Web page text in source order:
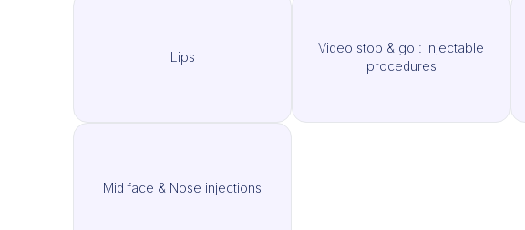
Lips
Video stop & go : injectable
procedures
Mid face & Nose injections